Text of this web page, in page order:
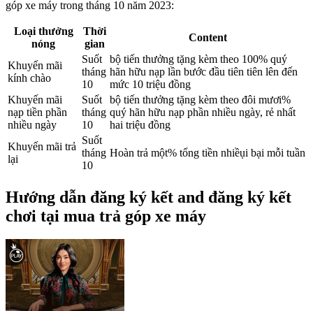
góp xe máy trong tháng 10 năm 2023:
Loại thưởng
nóng
Thời
gian
Content
Khuyến mãi
kính chào
Suốt
tháng
10
bộ tiến thưởng tặng kèm theo 100% quý
hãn hữu nạp lần bước đầu tiên tiên lên đến
mức 10 triệu đồng
Khuyến mãi
nạp tiền phần
nhiều ngày
Suốt
tháng
10
bộ tiến thưởng tặng kèm theo đôi mươi%
quý hãn hữu nạp phần nhiều ngày, rẻ nhất
hai triệu đồng
Khuyến mãi trả
lại
Suốt
tháng
10
Hoàn trả một% tổng tiền nhiềụi bại mỗi tuần
Hướng dẫn đăng ký kết and đăng ký kết
chơi tại mua trả góp xe máy